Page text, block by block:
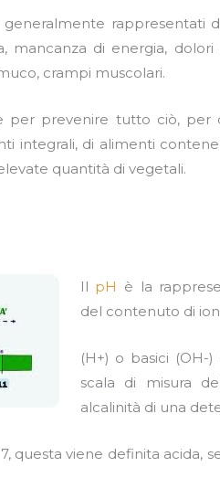
rappresentati
mancanza di energia, dolori
crampi muscolari.
per prevenire tutto ciò, per
integrali, di alimenti
quantità di vegetali.
Il pH è la
del contenuto di
(H+) o basici (OH-
scala di misura
alcalinità di una
questa viene definita acida,